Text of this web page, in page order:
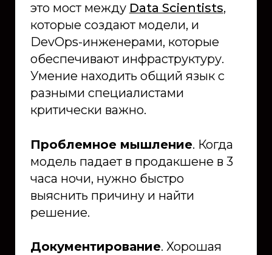
это мост между Data Scientists,
которые создают модели, и
DevOps-инженерами, которые
обеспечивают инфраструктуру.
Умение находить общий язык с
разными специалистами
критически важно.
Проблемное мышление. Когда
модель падает в продакшене в 3
часа ночи, нужно быстро
выяснить причину и найти
решение.
Документирование. Хорошая